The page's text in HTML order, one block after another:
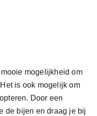
mogelijkheid om
is ook mogelijk om
Door een
de bijen en draag je bij